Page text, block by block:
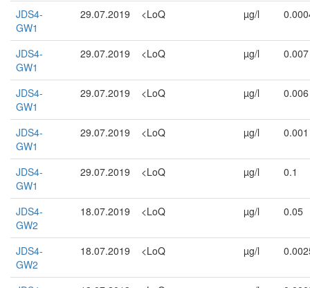
JDS4-
GW1
29.07.2019 <LoQ µg/l
JDS4-
GW1
29.07.2019 <LoQ µg/l 0.007
JDS4-
GW1
29.07.2019 <LoQ µg/l 0.006
JDS4-
GW1
29.07.2019 <LoQ µg/l 0.001
JDS4-
GW1
29.07.2019 <LoQ µg/l 0.1
JDS4-
GW2
18.07.2019 <LoQ µg/l 0.05
JDS4-
GW2
18.07.2019 <LoQ µg/l